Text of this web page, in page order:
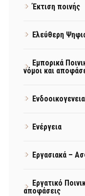
Έκτιση ποινής
Ελεύθερη
Εμπορικά
νόμοι και
Ενέργεια
Εργασιακά –
Εργατικό
αποφάσεις